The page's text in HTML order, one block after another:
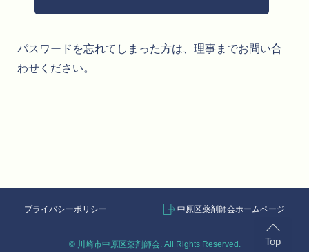
パスワードを忘れてしまった方は、理事までお問い合
わせください。
プライバシーポリシー 中原区薬剤師会ホームページ
© 川崎市中原区薬剤師会. All Rights Reserved. Top